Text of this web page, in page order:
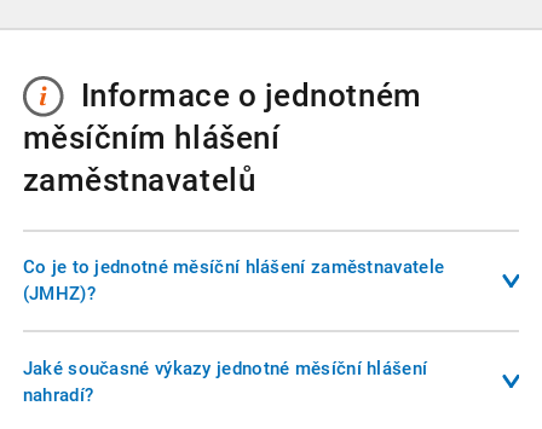
Informace o jednotném
měsíčním hlášení
zaměstnavatelů
Co je to jednotné měsíční hlášení zaměstnavatele
(JMHZ)?
Jednotné měsíční hlášení je nový digitalizační projekt, který
sjednocuje většinu reportovacích povinností zaměstnavatele
vůči státu do jednoho jediného elektronického podání
Jaké současné výkazy jednotné měsíční hlášení
nahradí?